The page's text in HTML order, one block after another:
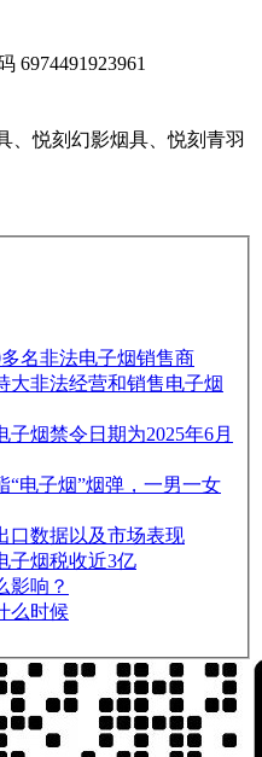
6974491923961
、悦刻幻影烟具、悦刻青羽
名非法电子烟销售商
大非法经营和销售电子烟
烟禁令日期为2025年6月
“电子烟”烟弹，一男一女
口数据以及市场表现
子烟税收近3亿
影响？
么时候